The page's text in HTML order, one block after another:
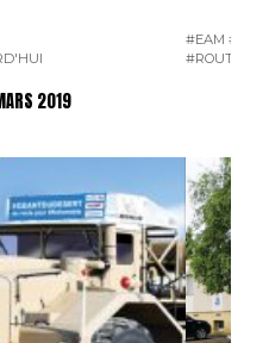
#EAM
#ROUTE
2019